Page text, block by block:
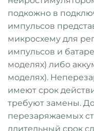
подкожно в
импульсов
микросхему для
импульсов и
моделях) либо
моделях).
имеют срок
требуют замены.
перезаряжаемых
длительный срок